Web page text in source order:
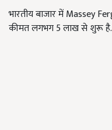
भारतीय बाजार में Massey
कीमत लगभग 5 लाख से शुरू है.